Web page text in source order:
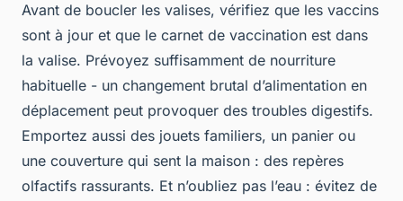
Avant de boucler les valises, vérifiez que les vaccins
sont à jour et que le carnet de vaccination est dans
la valise. Prévoyez suffisamment de nourriture
habituelle - un changement brutal d’alimentation en
déplacement peut provoquer des troubles digestifs.
Emportez aussi des jouets familiers, un panier ou
une couverture qui sent la maison : des repères
olfactifs rassurants. Et n’oubliez pas l’eau : évitez de